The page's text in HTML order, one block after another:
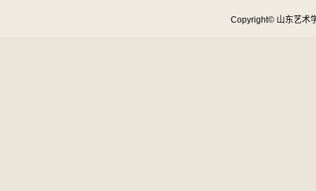
Copyright© 山东艺术